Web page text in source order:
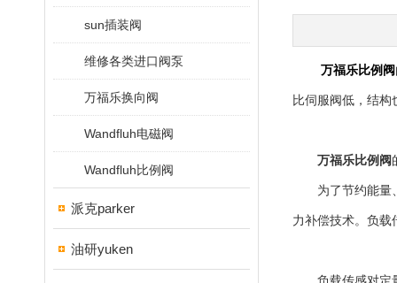
sun插装阀
维修各类进口阀泵
万福乐换向阀
Wandfluh电磁阀
Wandfluh比例阀
派克parker
油研yuken
万福乐比例阀
比伺服阀低，结
万福乐比例阀
为了节约能量、
力补偿技术。负载